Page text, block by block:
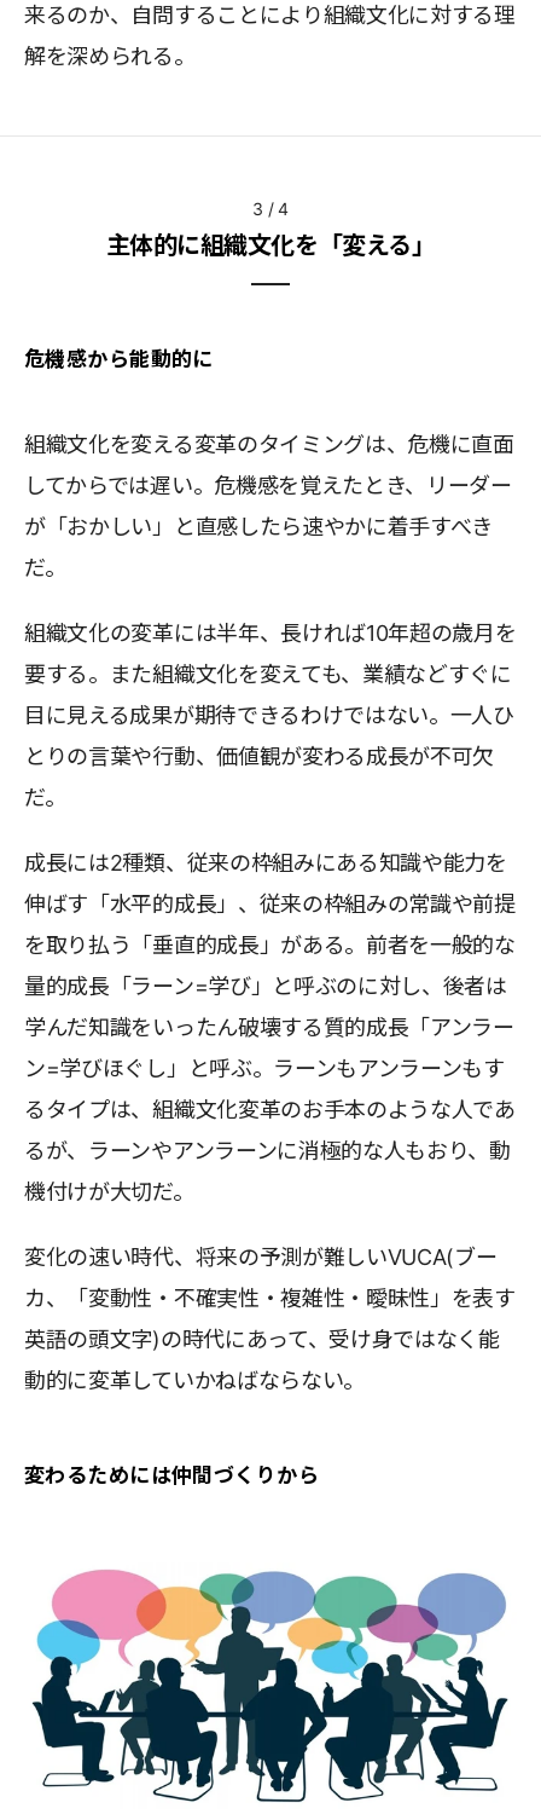
来るのか、自問することにより組織文化に対する理
解を深められる。
3 /4
主体的に組織文化を「変える」
危機感から能動的に
組織文化を変える変革のタイミングは、危機に直面
してからでは遅い。危機感を覚えたとき、リーダー
が「おかしい」と直感したら速やかに着手すべき
だ。
組織文化の変革には半年、長ければ10年超の歳月を
要する。また組織文化を変えても、業績などすぐに
目に見える成果が期待できるわけではない。一人ひ
とりの言葉や行動、価値観が変わる成長が不可欠
だ。
成長には2種類、従来の枠組みにある知識や能力を
伸ばす「水平的成長」、従来の枠組みの常識や前提
を取り払う「垂直的成長」がある。前者を一般的な
量的成長「ラーン=学び」と呼ぶのに対し、後者は
学んだ知識をいったん破壊する質的成長「アンラー
ン=学びほぐし」と呼ぶ。ラーンもアンラーンもす
るタイプは、組織文化変革のお手本のような人であ
るが、ラーンやアンラーンに消極的な人もおり、動
機付けが大切だ。
変化の速い時代、将来の予測が難しいVUCA(ブー
カ、「変動性・不確実性・複雑性・曖昧性」を表す
英語の頭文字)の時代にあって、受け身ではなく能
動的に変革していかねばならない。
変わるためには仲間づくりから